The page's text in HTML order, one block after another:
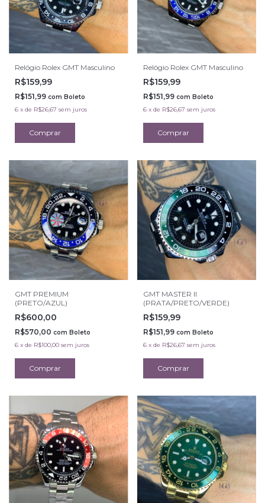
Relógio Rolex GMT Masculino
R$159,99
R$151,99 com Boleto
6 x de R$26,67 sem juros
Relógio Rolex GMT Masculino
R$159,99
R$151,99 com Boleto
6 x de R$26,67 sem juros
GMT PREMIUM
(PRETO/AZUL)
R$600,00
R$570,00 com Boleto
6 x de R$100,00 sem juros
GMT MASTER II
(PRATA/PRETO/VERDE)
R$159,99
R$151,99 com Boleto
6 x de R$26,67 sem juros